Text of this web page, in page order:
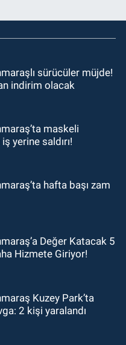
sürücüler müjde!
indirim olacak
maskeli
yerine saldırı!
hafta başı zam
Değer Katacak 5
Hizmete Giriyor!
Kuzey Park’ta
2 kişi yaralandı